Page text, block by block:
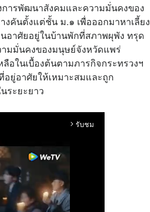
การพัฒนาสังคมและความมั่นคงของ
คันตั้งแต่ชั้น ม.๑ เพื่อออกมาหาเลี้ยง
อาศัยอยู่ในบ้านพักที่สภาพผุพัง ทรุด
มมั่นคงของมนุษย์จังหวัดแพร่
อในเบื้องต้นตามภารกิจกระทรวงฯ
อยู่อาศัยให้เหมาะสมและถูก
ระยะยาว
arrow_forward_ios รับชม